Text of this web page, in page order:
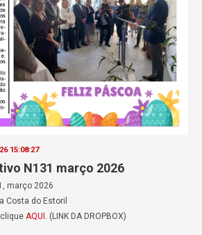
15:08:27
N131 março 2026
março 2026
Costa do Estoril
AQUI . (LINK DA DROPBOX)